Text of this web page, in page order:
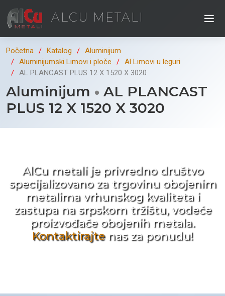
ALCU METALI
Početna Katalog
Aluminijum
Aluminijumski Limovi i ploče
Al Limovi u leguri
AL PLANCAST PLUS 12 X 1520 X 3020
Aluminijum
AL PLANCAST
PLUS 12 X 1520 X 3020
AlCu metali je privredno društvo
specijalizovano za trgovinu obojenim
metalima vrhunskog kvaliteta i
zastupa na srpskom tržištu, vodeće
proizvođače obojenih metala.
Kontaktirajtenas za ponudu!